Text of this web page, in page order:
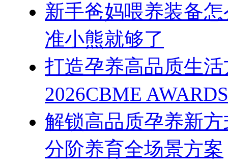
新手爸妈喂养装备
准小熊就够了
打造孕养高品质生
2026CBME
解锁高品质孕养新
分阶养育全场景方案